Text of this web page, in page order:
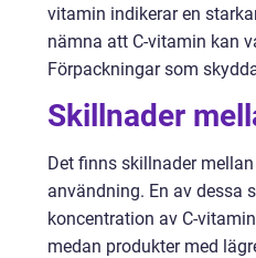
vitamin indikerar en
nämna att C-vitamin kan
Förpackningar som
Skillnader
Det finns skillnader
användning. En av dessa
koncentration av C-
medan produkter med